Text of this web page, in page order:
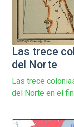
Las trece
del Norte
Las trece
del Norte en el